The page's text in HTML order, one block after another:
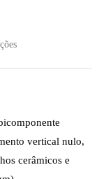
vertical nulo,
cerâmicos e